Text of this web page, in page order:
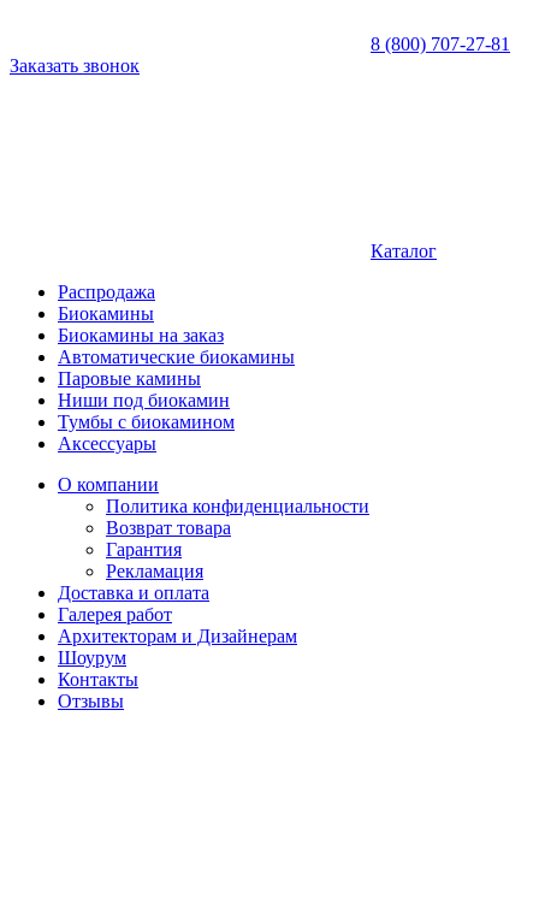
8 (800) 707-27-81
Заказать звонок
Каталог
Распродажа
Биокамины
Биокамины на заказ
Автоматические биокамины
Паровые камины
Ниши под биокамин
Тумбы с биокамином
Аксессуары
О компании
Политика конфиденциальности
Возврат товара
Гарантия
Рекламация
Доставка и оплата
Галерея работ
Архитекторам и Дизайнерам
Шоурум
Контакты
Отзывы